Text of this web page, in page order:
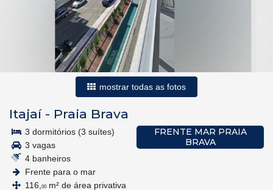
mostrar todas as fotos
Itajaí- Praia Brava
FRENTE MAR PRAIA
BRAVA
3 dormitórios (3 suítes)
3 vagas
4 banheiros
Frente para o mar
116, 00 m² de área privativa